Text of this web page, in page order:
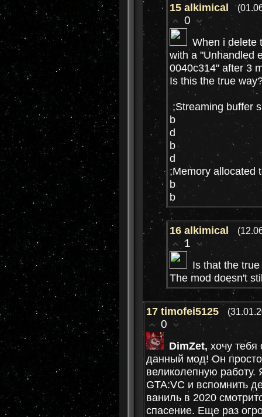
15 alkimical
0
When i delete
with a "Unhandled
0040c314" after 3
Is this the true
;Streaming buffer
b
d
b
d
;Memory allocated
b
b
16 alkimical
1
Is that the
The mod doesn't
17 timofei5125
0
DimZet,хочу тебя
данный мод! Он
великолепную работу.
GTA:VC и вспомнить
ваниль в 2020
спасение. Еще раз